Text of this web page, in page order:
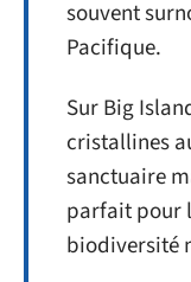
souvent
Pacifique.
Sur Big
cristallines
sanctuaire
parfait pour
biodiversité